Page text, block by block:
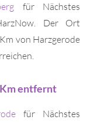
für Nächstes
Der Ort
von Harzgerode
Km entfernt
für Nächstes